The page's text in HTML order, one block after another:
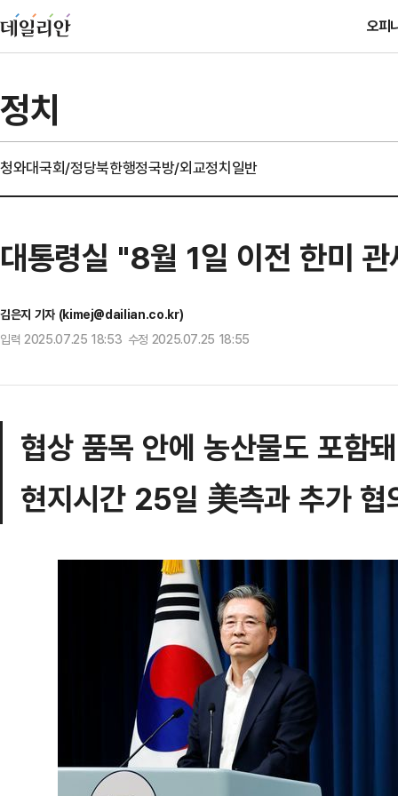
오피
정치
청와대국회/정당북한행정국방/외교정치일반
대통령실 "8월 1일 이전 한미
김은지 기자 (kimej@dailian.co.kr)
입력 2025.07.25 18:53 수정 2025.07.25 18:55
협상 품목 안에 농산물도 포함돼
현지시간 25일 美측과 추가 협